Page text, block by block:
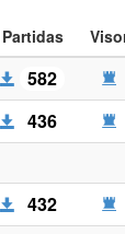
Partidas
582
436
432